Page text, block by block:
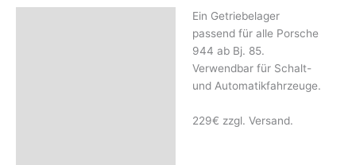
Ein Getriebelager
passend für alle Porsche
944 ab Bj. 85.
Verwendbar für Schalt-
und Automatikfahrzeuge.
229€ zzgl. Versand.